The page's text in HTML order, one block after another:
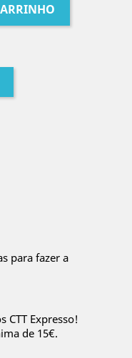
para fazer a
CTT Expresso!
de 15€.